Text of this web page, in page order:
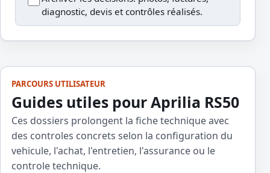
diagnostic, devis et contrôles réalisés.
PARCOURS UTILISATEUR
Guides utiles pour Aprilia RS50
Ces dossiers prolongent la fiche technique avec
des controles concrets selon la configuration du
vehicule, l'achat, l'entretien, l'assurance ou le
controle technique.